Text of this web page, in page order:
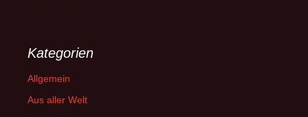
Kategorien
Allgemein
Aus aller Welt